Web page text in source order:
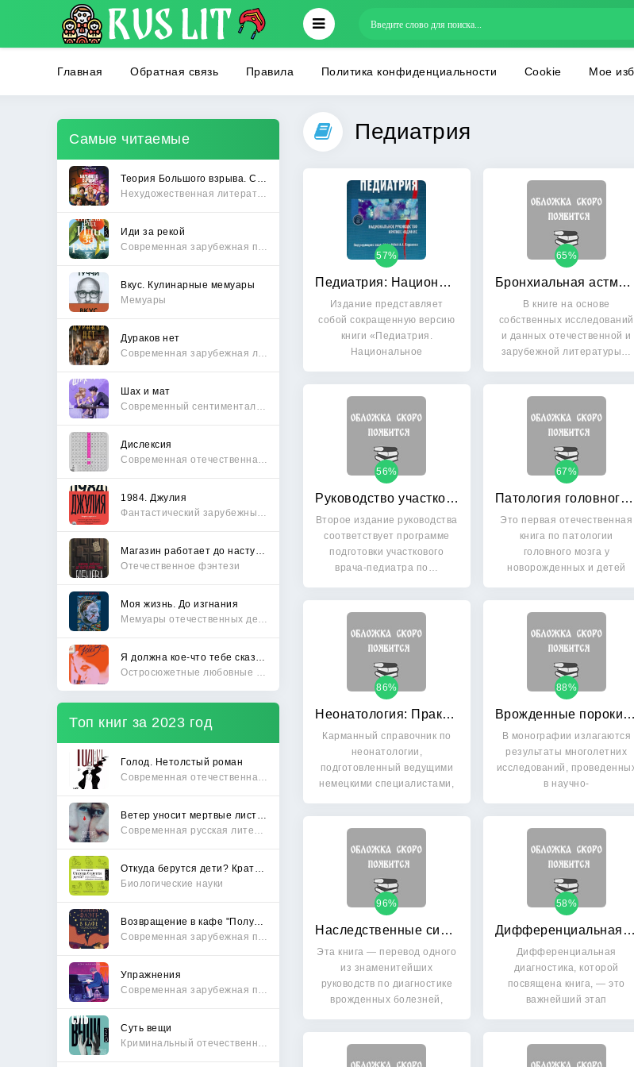
Главная Обратная связь Правила Политика конфиденциальности Cookie Мое
Самые читаемые
Иди за рекой
Вкус. Кулинарные мемуары
Мемуары
Дураков нет
Шах и мат
Дислексия
1984. Джулия
Отечественное фэнтези
Моя жизнь. До изгнания
Топ книг за 2023 год
Голод. Нетолстый роман
Биологические науки
Упражнения
Суть вещи
Педиатрия
Педиатрия: Национальное руководство. Краткое издание
57%
Издание представляет
собой сокращенную версию
книги «Педиатрия.
Национальное
Бронхиальная астма у детей
65%
В книге на основе
собственных исследований
и данных отечественной и
зарубежной литературы…
Руководство участкового педиатра
56%
Второе издание руководства
соответствует программе
подготовки участкового
врача-педиатра по…
Патология головного мозга у новорожденных и детей раннего возраста
67%
Это первая отечественная
книга по патологии
головного мозга у
новорожденных и детей
Неонатология: Практические рекомендации
86%
Карманный справочник по
неонатологии,
подготовленный ведущими
немецкими специалистами,
Врожденные пороки развития костей голени у детей
88%
В монографии излагаются
результаты многолетних
исследований,
в научно-
Наследственные синдромы по Дэвиду Смиту: Атлас-справочник
96%
Эта книга — перевод одного
из знаменитейших
руководств по диагностике
врожденных болезней,
Дифференциальная диагностика детских болезней
58%
Дифференциальная
диагностика, которой
посвящена книга, — это
важнейший этап